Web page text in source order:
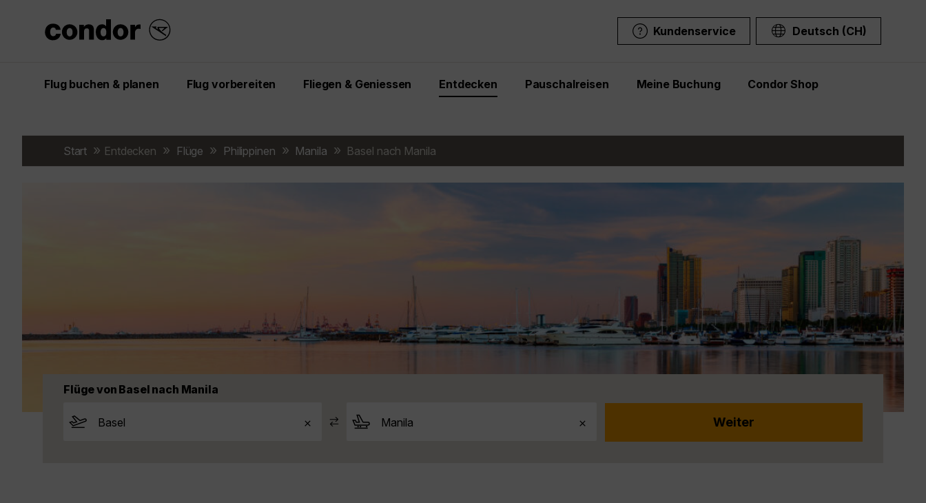
Kundenservice Deutsch (CH)
Flug buchen & planen Flug vorbereiten Fliegen & Geniessen Entdecken Pauschalreisen Meine Buchung Condor Shop
Start Entdecken Flüge Philippinen Manila Basel nach Manila
Flüge von Basel nach Manila